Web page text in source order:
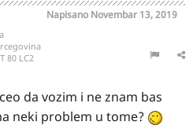
Napisano Novembar 13, 2019
80 LC2
da vozim i ne znam bas
neki problem u tome?